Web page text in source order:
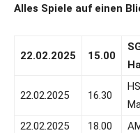
Alles Spiele auf einen
22.02.2025 15.00
22.02.2025 16.30
22.02.2025 18.00